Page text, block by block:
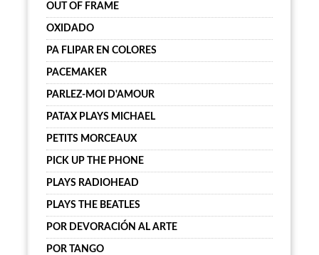
OUT OF FRAME
OXIDADO
PA FLIPAR EN COLORES
PACEMAKER
PARLEZ-MOI D'AMOUR
PATAX PLAYS MICHAEL
PETITS MORCEAUX
PICK UP THE PHONE
PLAYS RADIOHEAD
PLAYS THE BEATLES
POR DEVORACIÓN AL ARTE
POR TANGO